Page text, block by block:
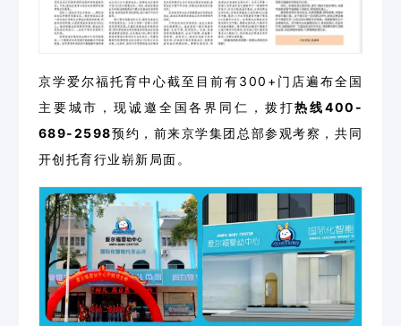
京学爱尔福托育中心截至目前有300+门店遍布全国
主要城市，现诚邀全国各界同仁，拨打热线400-
689-2598预约，前来京学集团总部参观考察，共同
开创托育行业崭新局面。